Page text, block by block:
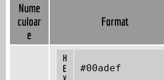
Nume
culoar
e
Format
H
E
#00adef